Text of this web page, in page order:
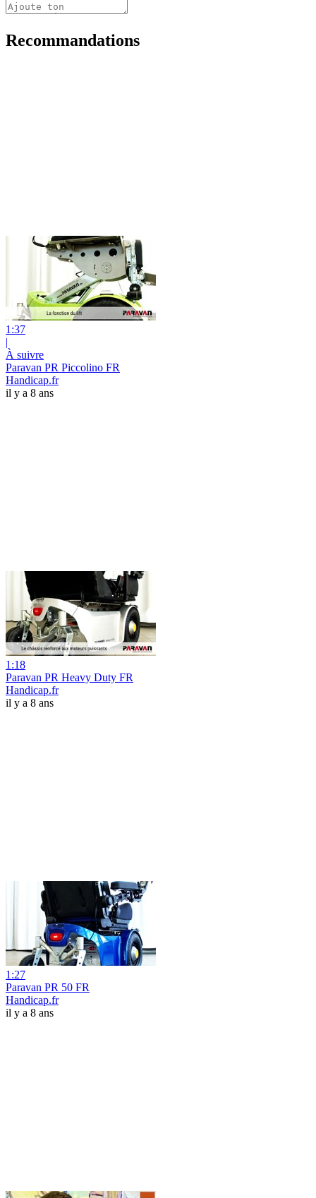
Recommandations
1:37
|
À suivre
Paravan PR Piccolino FR
Handicap.fr
il y a 8 ans
1:18
Paravan PR Heavy Duty FR
Handicap.fr
il y a 8 ans
1:27
Paravan PR 50 FR
Handicap.fr
il y a 8 ans